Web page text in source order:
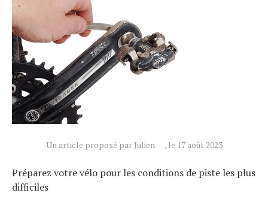
Un article proposé par Julien , le 17 août 2023
Préparez votre vélo pour les conditions de piste les plus
difficiles